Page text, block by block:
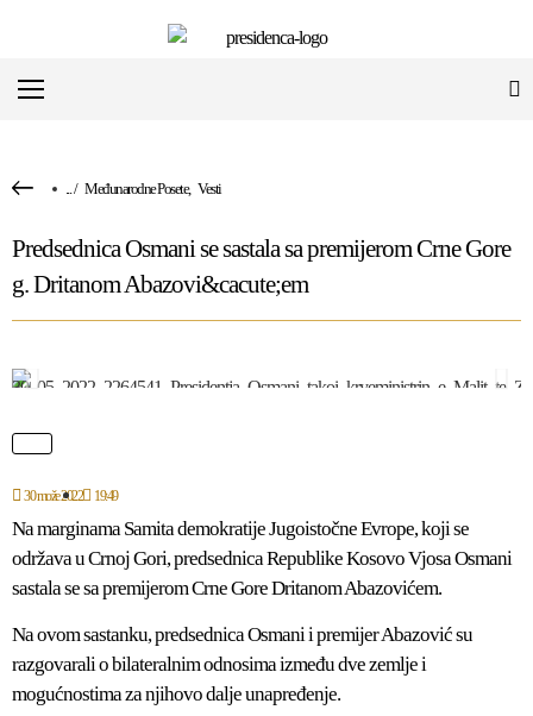
.../ Međunarodne Posete, Vesti
Predsednica Osmani se sastala sa premijerom Crne Gore
g. Dritanom Abazovi&cacute;em
30 može 2022 19:49
Na marginama Samita demokratije Jugoistočne Evrope, koji se
održava u Crnoj Gori, predsednica Republike Kosovo Vjosa Osmani
sastala se sa premijerom Crne Gore Dritanom Abazovićem.
Na ovom sastanku, predsednica Osmani i premijer Abazović su
razgovarali o bilateralnim odnosima između dve zemlje i
mogućnostima za njihovo dalje unapređenje.